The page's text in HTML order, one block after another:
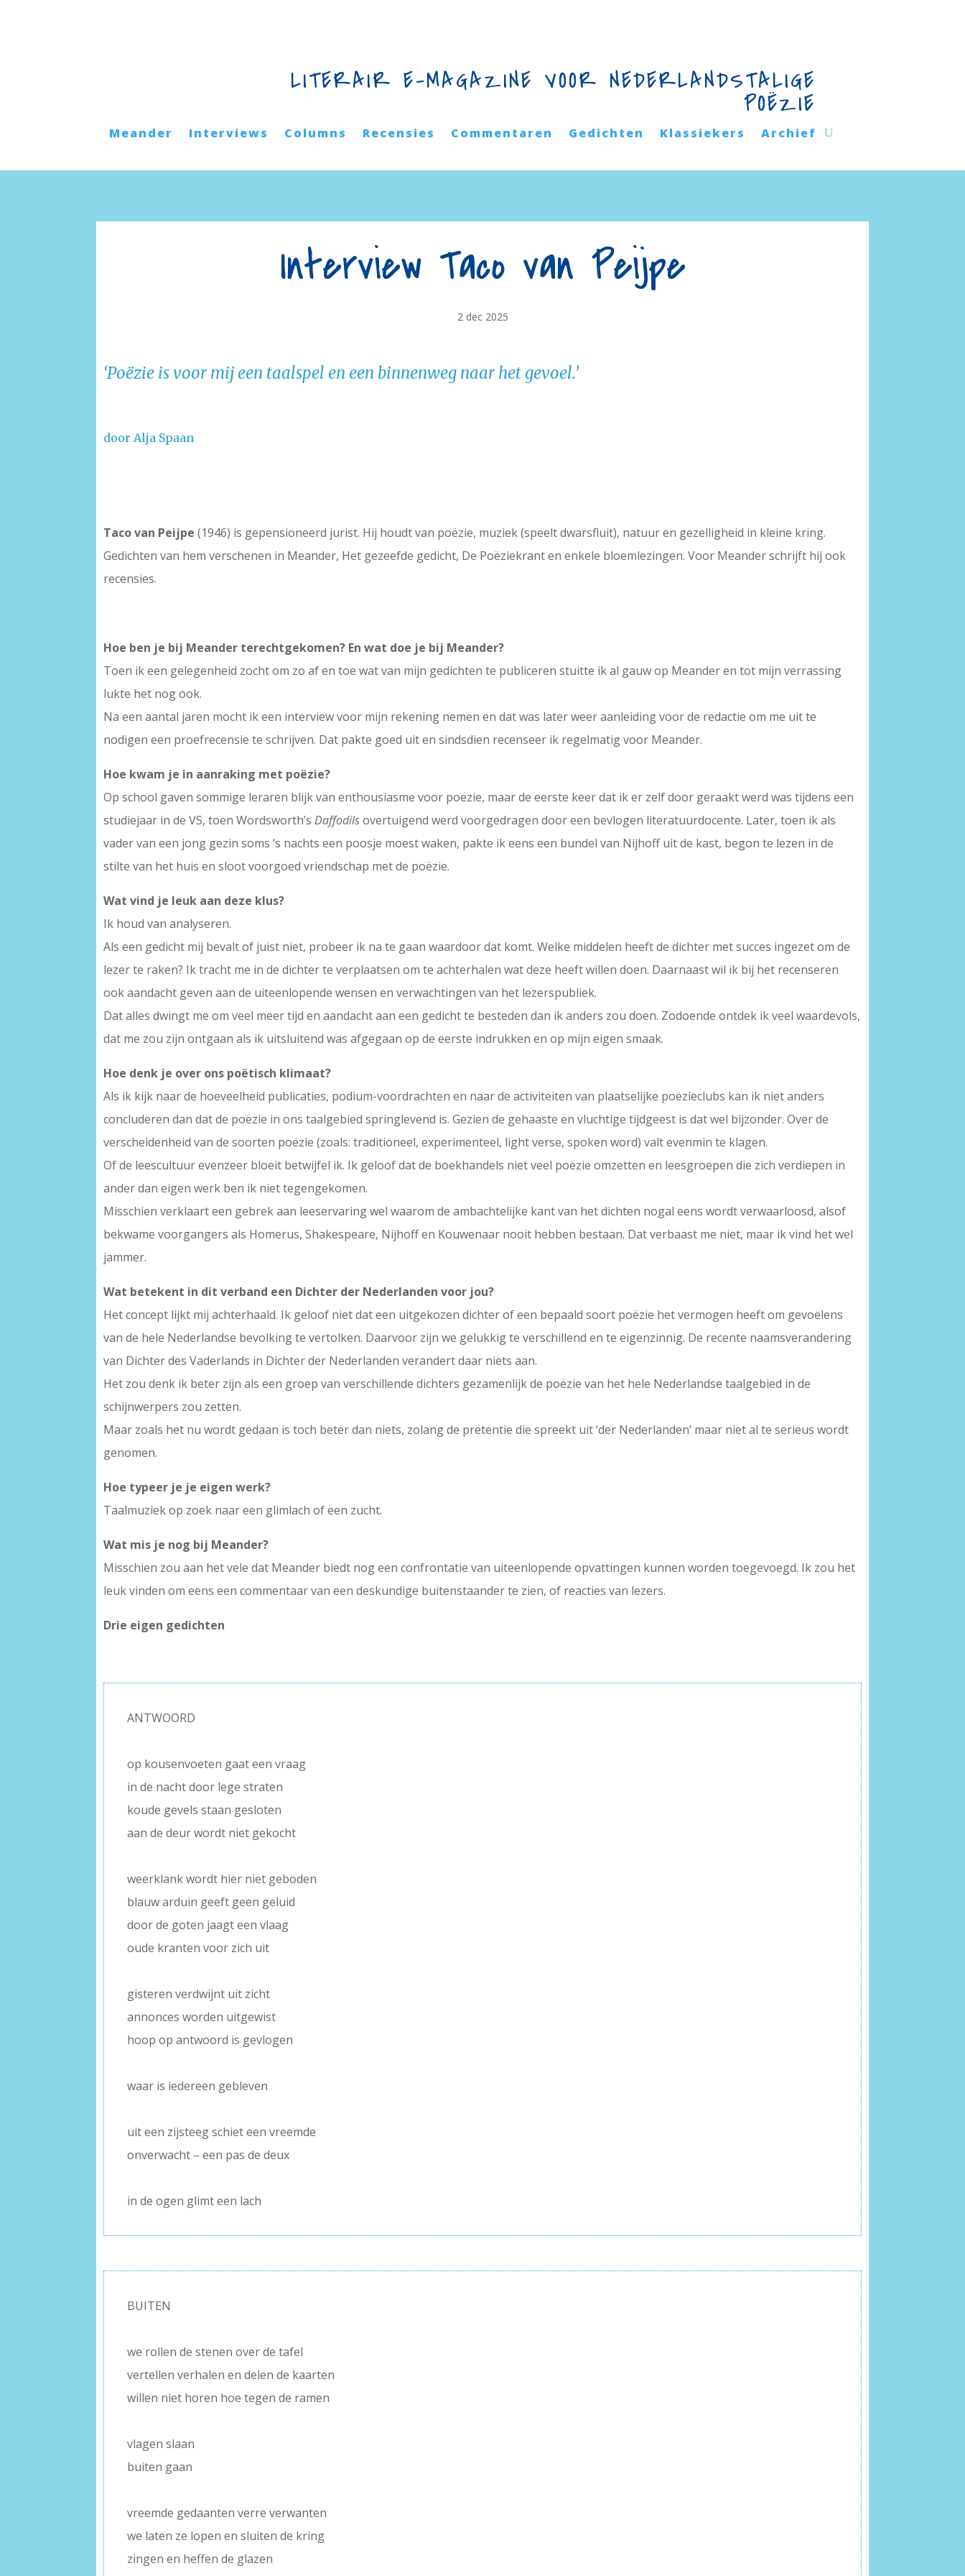
LITERAIR E-MAGAZINE VOOR NEDERLANDSTALIGE
POËZIE
Meander Interviews Columns Recensies Commentaren Gedichten Klassiekers Archief
Interview Taco van Peijpe
2 dec 2025
‘Poëzie is voor mij een taalspel en een binnenweg naar het gevoel.’
door Alja Spaan
Taco van Peijpe (1946) is gepensioneerd jurist. Hij houdt van poëzie, muziek (speelt dwarsfluit), natuur en gezelligheid in kleine kring.
Gedichten van hem verschenen in Meander, Het gezeefde gedicht, De Poëziekrant en enkele bloemlezingen. Voor Meander schrijft hij ook
recensies.
Hoe ben je bij Meander terechtgekomen? En wat doe je bij Meander?
Toen ik een gelegenheid zocht om zo af en toe wat van mijn gedichten te publiceren stuitte ik al gauw op Meander en tot mijn verrassing
lukte het nog ook.
Na een aantal jaren mocht ik een interview voor mijn rekening nemen en dat was later weer aanleiding voor de redactie om me uit te
nodigen een proefrecensie te schrijven. Dat pakte goed uit en sindsdien recenseer ik regelmatig voor Meander.
Hoe kwam je in aanraking met poëzie?
Op school gaven sommige leraren blijk van enthousiasme voor poëzie, maar de eerste keer dat ik er zelf door geraakt werd was tijdens een
studiejaar in de VS, toen Wordsworth’sDaffodilsovertuigend werd voorgedragen door een bevlogen literatuurdocente. Later, toen ik als
vader van een jong gezin soms ’s nachts een poosje moest waken, pakte ik eens een bundel van Nijhoff uit de kast, begon te lezen in de
stilte van het huis en sloot voorgoed vriendschap met de poëzie.
Wat vind je leuk aan deze klus?
Ik houd van analyseren.
Als een gedicht mij bevalt of juist niet, probeer ik na te gaan waardoor dat komt. Welke middelen heeft de dichter met succes ingezet om de
lezer te raken? Ik tracht me in de dichter te verplaatsen om te achterhalen wat deze heeft willen doen. Daarnaast wil ik bij het recenseren
ook aandacht geven aan de uiteenlopende wensen en verwachtingen van het lezerspubliek.
Dat alles dwingt me om veel meer tijd en aandacht aan een gedicht te besteden dan ik anders zou doen. Zodoende ontdek ik veel waardevols,
dat me zou zijn ontgaan als ik uitsluitend was afgegaan op de eerste indrukken en op mijn eigen smaak.
Hoe denk je over ons poëtisch klimaat?
Als ik kijk naar de hoeveelheid publicaties, podium-voordrachten en naar de activiteiten van plaatselijke poëzieclubs kan ik niet anders
concluderen dan dat de poëzie in ons taalgebied springlevend is. Gezien de gehaaste en vluchtige tijdgeest is dat wel bijzonder. Over de
verscheidenheid van de soorten poëzie (zoals: traditioneel, experimenteel, light verse, spoken word) valt evenmin te klagen.
Of de leescultuur evenzeer bloeit betwijfel ik. Ik geloof dat de boekhandels niet veel poëzie omzetten en leesgroepen die zich verdiepen in
ander dan eigen werk ben ik niet tegengekomen.
Misschien verklaart een gebrek aan leeservaring wel waarom de ambachtelijke kant van het dichten nogal eens wordt verwaarloosd, alsof
bekwame voorgangers als Homerus, Shakespeare, Nijhoff en Kouwenaar nooit hebben bestaan. Dat verbaast me niet, maar ik vind het wel
jammer.
Wat betekent in dit verband een Dichter der Nederlanden voor jou?
Het concept lijkt mij achterhaald. Ik geloof niet dat een uitgekozen dichter of een bepaald soort poëzie het vermogen heeft om gevoelens
van de hele Nederlandse bevolking te vertolken. Daarvoor zijn we gelukkig te verschillend en te eigenzinnig. De recente naamsverandering
van Dichter des Vaderlands in Dichter der Nederlanden verandert daar niets aan.
Het zou denk ik beter zijn als een groep van verschillende dichters gezamenlijk de poëzie van het hele Nederlandse taalgebied in de
schijnwerpers zou zetten.
Maar zoals het nu wordt gedaan is toch beter dan niets, zolang de pretentie die spreekt uit ‘der Nederlanden’ maar niet al te serieus wordt
genomen.
Hoe typeer je je eigen werk?
Taalmuziek op zoek naar een glimlach of een zucht.
Wat mis je nog bij Meander?
Misschien zou aan het vele dat Meander biedt nog een confrontatie van uiteenlopende opvattingen kunnen worden toegevoegd. Ik zou het
leuk vinden om eens een commentaar van een deskundige buitenstaander te zien, of reacties van lezers.
Drie eigen gedichten
ANTWOORD
op kousenvoeten gaat een vraag
in de nacht door lege straten
koude gevels staan gesloten
aan de deur wordt niet gekocht
weerklank wordt hier niet geboden
blauw arduin geeft geen geluid
door de goten jaagt een vlaag
oude kranten voor zich uit
gisteren verdwijnt uit zicht
annonces worden uitgewist
hoop op antwoord is gevlogen
waar is iedereen gebleven
uit een zijsteeg schiet een vreemde
onverwacht – een pas de deux
in de ogen glimt een lach
BUITEN
we rollen de stenen over de tafel
vertellen verhalen en delen de kaarten
willen niet horen hoe tegen de ramen
vlagen slaan
buiten gaan
vreemde gedaanten verre verwanten
we laten ze lopen en sluiten de kring
zingen en heffen de glazen